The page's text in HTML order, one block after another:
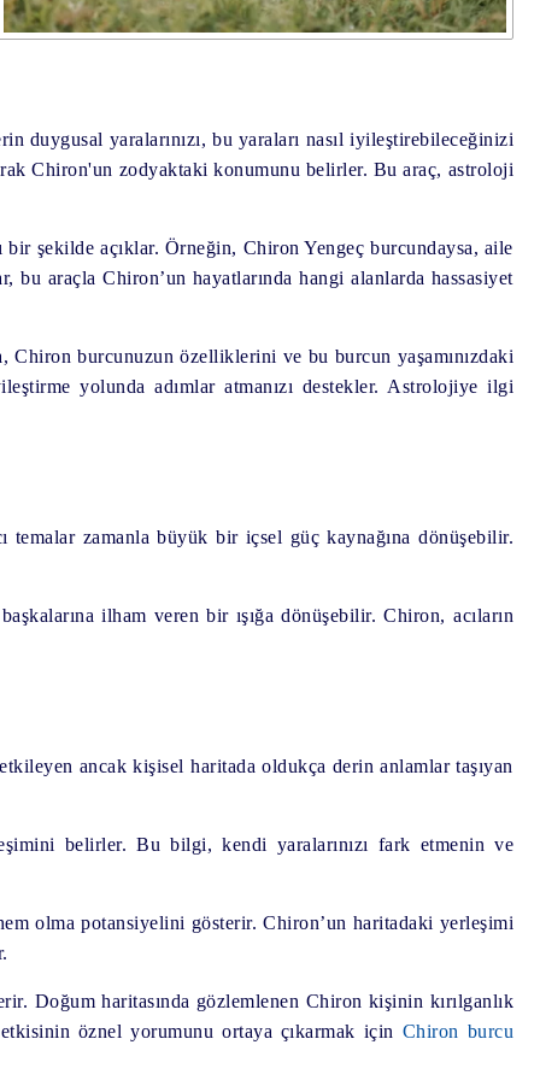
duygusal yaralarınızı, bu yaraları nasıl iyileştirebileceğinizi
Chiron'un zodyaktaki konumunu belirler. Bu araç, astroloji
şekilde açıklar. Örneğin, Chiron Yengeç burcundaysa, aile
araçla Chiron’un hayatlarında hangi alanlarda hassasiyet
burcunuzun özelliklerini ve bu burcun yaşamınızdaki
yolunda adımlar atmanızı destekler. Astrolojiye ilgi
zamanla büyük bir içsel güç kaynağına dönüşebilir.
ilham veren bir ışığa dönüşebilir. Chiron, acıların
ancak kişisel haritada oldukça derin anlamlar taşıyan
belirler. Bu bilgi, kendi yaralarınızı fark etmenin ve
olma potansiyelini gösterir. Chiron’un haritadaki yerleşimi
Doğum haritasında gözlemlenen Chiron kişinin kırılganlık
öznel yorumunu ortaya çıkarmak için Chiron burcu